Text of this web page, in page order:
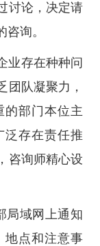
讨论，决定请
询。
业存在种种问
团队凝聚力，
的部门本位主
泛存在责任推
咨询师精心设
局域网上通知
地点和注意事